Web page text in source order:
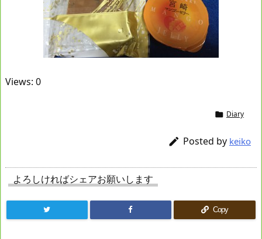
Views: 0
 Diary
 Posted by keiko
よろしければシェアお願いします
Copy